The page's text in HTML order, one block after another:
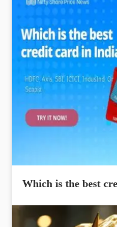
Which is the best